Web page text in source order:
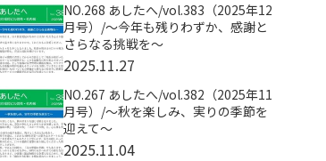
NO.268 あしたへ/vol.383（2025年12
月号）/～今年も残りわずか、感謝と
さらなる挑戦を～
2025.11.27
NO.267 あしたへ/vol.382（2025年11
月号）/～秋を楽しみ、実りの季節を
迎えて～
2025.11.04